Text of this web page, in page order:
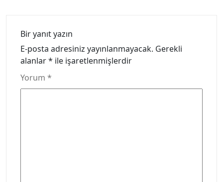
Bir yanıt yazın
E-posta adresiniz yayınlanmayacak. Gerekli
alanlar* ile işaretlenmişlerdir
Yorum *